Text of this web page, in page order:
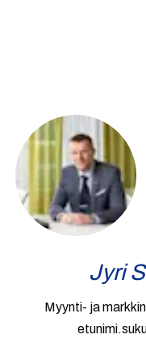
Jyri
Myynti- ja